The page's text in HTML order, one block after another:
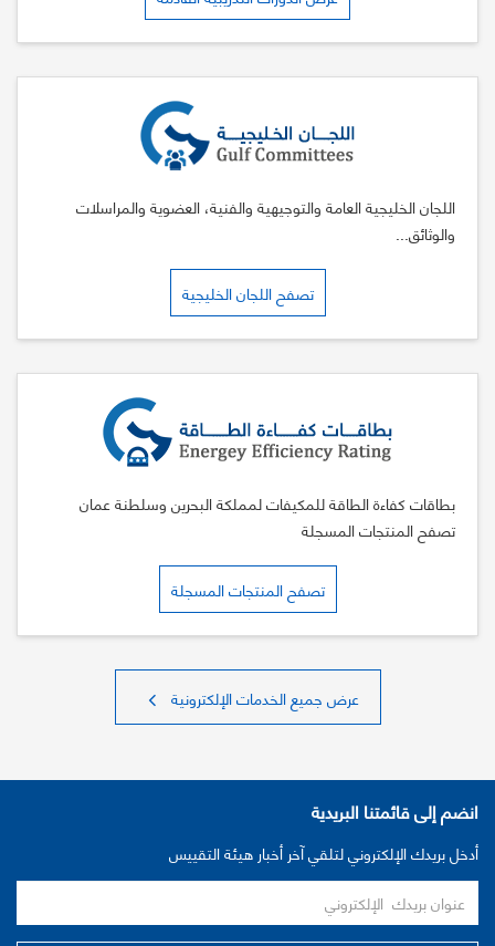
اللجان الخليجية العامة والتوجيهية والفنية، العضوية والمراسلات
والوثائق...
تصفح اللجان الخليجية
بطاقات كفاءة الطاقة للمكيفات لمملكة البحرين وسلطنة عمان
تصفح المنتجات المسجلة
تصفح المنتجات المسجلة
عرض جميع الخدمات الإلكترونية
انضم إلى قائمتنا البريدية
أدخل بريدك الإلكتروني لتلقي آخر أخبار هيئة التقييس